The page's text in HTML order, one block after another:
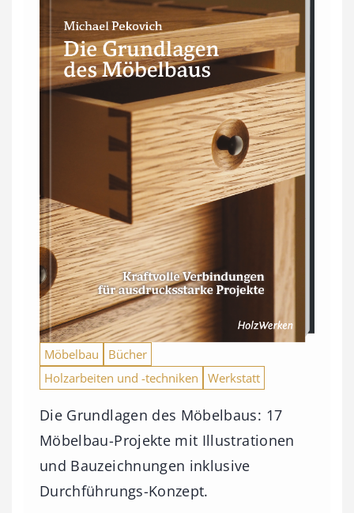
Möbelbau
Bücher
Holzarbeiten und -techniken
Werkstatt
Die Grundlagen des Möbelbaus: 17
Möbelbau-Projekte mit Illustrationen
und Bauzeichnungen inklusive
Durchführungs-Konzept.